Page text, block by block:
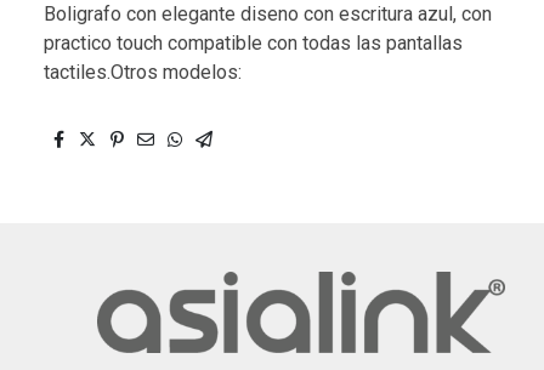
Boligrafo con elegante diseno con escritura azul, con
practico touch compatible con todas las pantallas
tactiles.Otros modelos: